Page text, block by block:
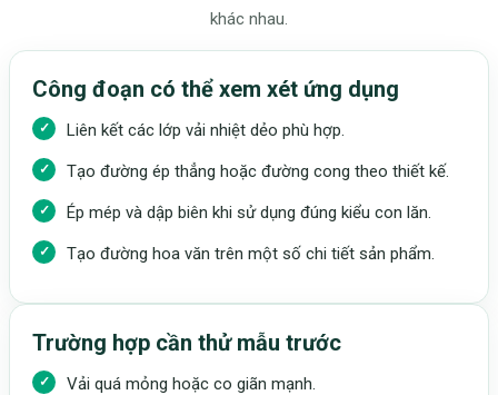
khác nhau.
Công đoạn có thể xem xét ứng dụng
Liên kết các lớp vải nhiệt dẻo phù hợp.
Tạo đường ép thẳng hoặc đường cong theo thiết kế.
Ép mép và dập biên khi sử dụng đúng kiểu con lăn.
Tạo đường hoa văn trên một số chi tiết sản phẩm.
Trường hợp cần thử mẫu trước
Vải quá mỏng hoặc co giãn mạnh.